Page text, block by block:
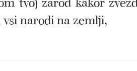
narodi na zemlji,